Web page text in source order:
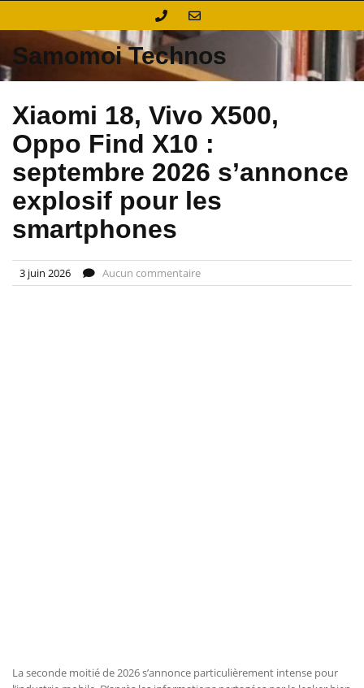
Samomoi Technos
Xiaomi 18, Vivo X500,
Oppo Find X10 :
septembre 2026 s’annonce
explosif pour les
smartphones
3 juin 2026 Aucun commentaire
La seconde moitié de 2026 s’annonce particulièrement intense pour